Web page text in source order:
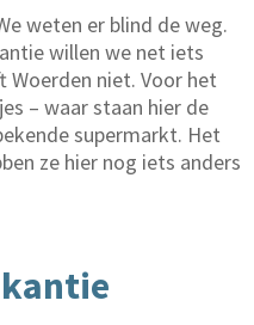
weten er blind de weg.
willen we net iets
Woerden niet. Voor het
– waar staan hier de
supermarkt. Het
ze hier nog iets anders